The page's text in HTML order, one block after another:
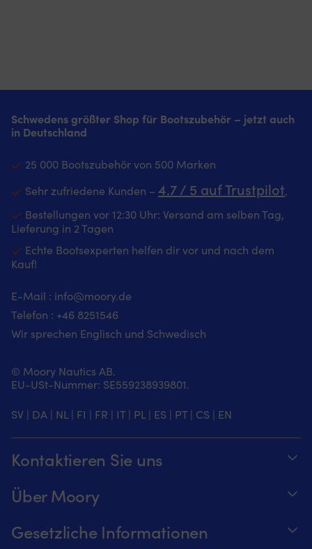
Schwedens größter Shop für Bootszubehör – jetzt auch
in Deutschland
25 000 Bootszubehör von 500 Marken
Sehr zufriedene Kunden – 4.7 / 5 auf Trustpilot‚
Bestellungen vor 12:30 Uhr: Versand am selben Tag,
Lieferung in 2 Tagen
Echte Bootsexperten helfen dir vor und nach dem
Kauf!
E-Mail : info@moory.de
Telefon : +46 8251546
Wir sprechen Englisch und Schwedisch
© Moory Nautics AB.
EU-USt-Nummer: SE559238939801.
SV | DA | NL| FI | FR | IT| PL| ES | PT| CS | EN
Kontaktieren Sie uns
Telefonzeiten täglich von 8 – 20 Uhr.
+46 8251546 – Schwedisch oder Englisch
Senden Sie uns eine E-Mail an
Über Moory
Gesetzliche Informationen